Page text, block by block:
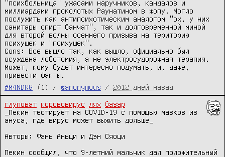
"психбольница" ужасами наручников, кандалов и
миллиардами проколотых Раунатином в жопу. Могло
послужить как антипсихотическим аналогом "ох, у них
санитары спирт банчат", так и долговременной миной
для второй волны осеннего призыва на територию
психушек и "психушек".
Cons: Все вышло так, как вышло, официально был
осуждена лоботомия, а не электросудорожная терапия.
Может, кому будет интересно подумать, и, даже,
привести факты.
#M4NDRG
(1) / @anonymous / 2012 дней назад
глуповат корововирус лях
базар
_Пекин тестирует на COVID-19 с помощью мазков из
ануса, где вирус может выжить дольше_
Авторы: Фань Аньци и Дэн Сяоци
Пекин сообщил, что 9-летний мальчик дал положительный